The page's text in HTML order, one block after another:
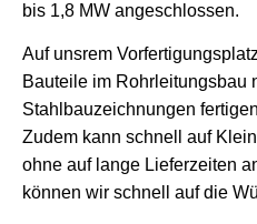
bis 1,8 MW angeschlossen.
Auf unsrem
Bauteile im Rohrleitungsbau
Stahlbauzeichnungen
Zudem kann schnell auf
ohne auf lange Lieferzeiten
können wir schnell auf die